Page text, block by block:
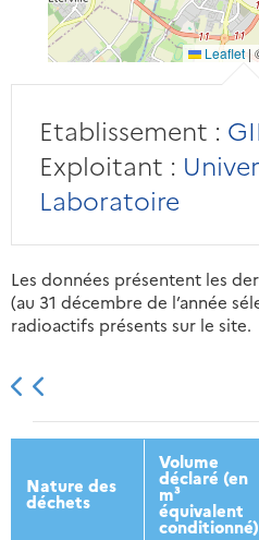
Leaflet |
Etablissement :
Exploitant :
Laboratoire
Les données présentent les
(au 31 décembre de l’année
radioactifs présents sur le site.
2013 2014
Nature des
déchets
Volume
déclaré (en
m³
équivalent
conditionné)